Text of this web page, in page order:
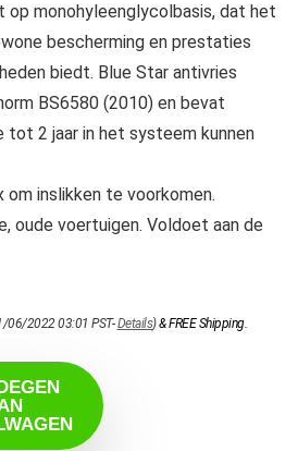
monohyleenglycolbasis, dat het
bescherming en prestaties
biedt. Blue Star antivries
BS6580 (2010) en bevat
tot 2 jaar in het systeem kunnen
inslikken te voorkomen.
oude voertuigen. Voldoet aan de
06/2022 03:01 PST-Details)&FREE Shipping.